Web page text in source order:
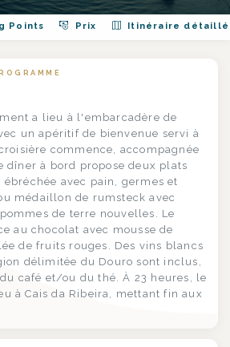
Points Prix Itinéraire détaillé
a lieu à l'embarcadère de
un apéritif de bienvenue servi à
commence, accompagnée
dîner à bord propose deux plats
avec pain, germes et
médaillon de rumsteck avec
de terre nouvelles. Le
au chocolat avec mousse de
de fruits rouges. Des vins blancs
délimitée du Douro sont inclus,
café et/ou du thé. À 23 heures, le
à Cais da Ribeira, mettant fin aux